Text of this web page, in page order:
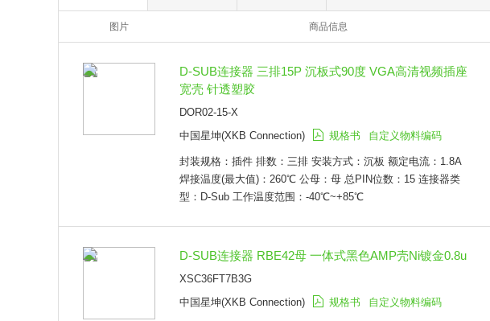
图片 商品信息
D-SUB连接器 三排15P 沉板式90度 VGA高清视频插座
宽壳 针透塑胶
DOR02-15-X
中国星坤(XKB Connection)
规格书 自定义物料编码
封装规格：插件 排数：三排 安装方式：沉板 额定电流：1.8A
焊接温度(最大值)：260℃ 公母：母 总PIN位数：15 连接器类
型：D-Sub 工作温度范围：-40℃~+85℃
D-SUB连接器 RBE42母 一体式黑色AMP壳Ni镀金0.8u
XSC36FT7B3G
中国星坤(XKB Connection)
规格书 自定义物料编码